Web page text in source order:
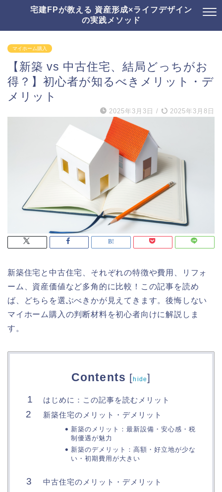
宅建FPが教える 資産形成×ライフデザイン
の実践メソッド
マイホーム購入
【新築 vs 中古住宅、結局どっちがお
得？】初心者が知るべきメリット・デ
メリット
2025年3月3日 / 2025年3月8日
新築住宅と中古住宅、それぞれの特徴や費用、リフォ
ーム、資産価値など多角的に比較！この記事を読め
ば、どちらを選ぶべきかが見えてきます。後悔しない
マイホーム購入の判断材料を初心者向けに解説しま
す。
Contents [hide]
はじめに：この記事を読むメリット
新築住宅のメリット・デメリット
新築のメリット：最新設備・安心感・税
制優遇が魅力
新築のデメリット：高額・好立地が少な
い・初期費用が大きい
中古住宅のメリット・デメリット